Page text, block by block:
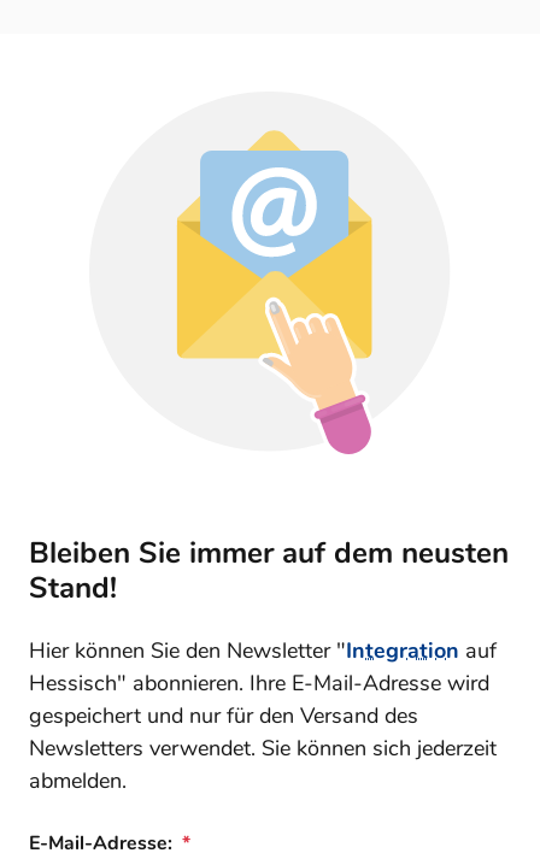
Bleiben Sie immer auf dem neusten
Stand!
Hier können Sie den Newsletter "Integration auf
Hessisch" abonnieren. Ihre E-Mail-Adresse wird
gespeichert und nur für den Versand des
Newsletters verwendet. Sie können sich jederzeit
abmelden.
E-Mail-Adresse: